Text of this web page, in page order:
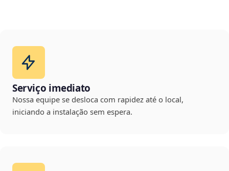
Serviço imediato
Nossa equipe se desloca com rapidez até o local,
iniciando a instalação sem espera.